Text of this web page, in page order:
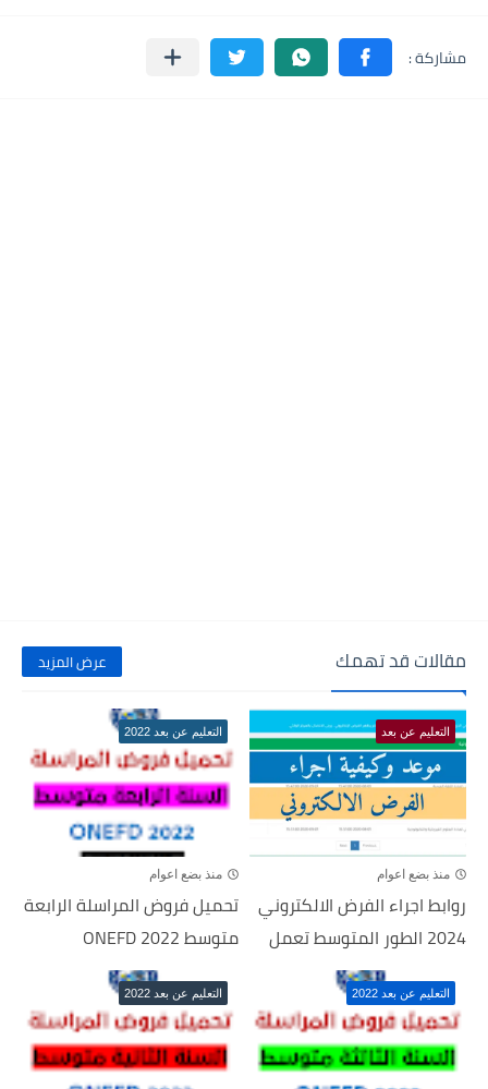
مقالات قد تهمك عرض المزيد
التعليم عن بعد
منذ بضع اعوام
روابط اجراء الفرض الالكتروني
2024 الطور المتوسط تعمل
التعليم عن بعد 2022
منذ بضع اعوام
تحميل فروض المراسلة الرابعة
متوسط 2022 ONEFD
التعليم عن بعد 2022 التعليم عن بعد 2022